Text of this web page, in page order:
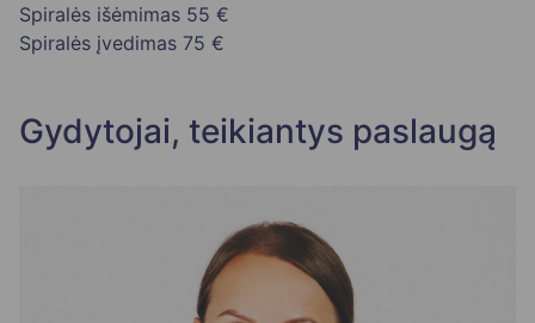
Spiralės išėmimas 55 €
Spiralės įvedimas 75 €
Gydytojai, teikiantys paslaugą